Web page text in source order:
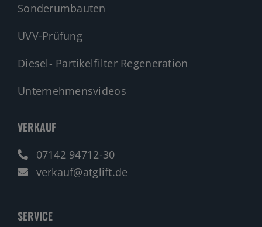
Sonderumbauten
UVV-Prüfung
Diesel- Partikelfilter Regeneration
Unternehmensvideos
VERKAUF
07142 94712-30
verkauf@atglift.de
SERVICE